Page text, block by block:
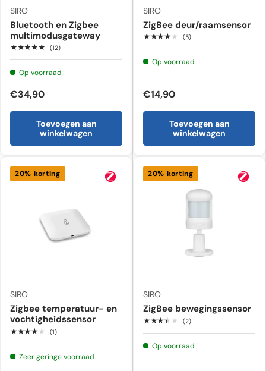
SIRO
Bluetooth en Zigbee
multimodusgateway
★★★★★ (12)
Op voorraad
€34,90
Toevoegen aan
winkelwagen
SIRO
ZigBee deur/raamsensor
★★★★★ (5)
Op voorraad
€14,90
Toevoegen aan
winkelwagen
20% korting
SIRO
Zigbee temperatuur- en
vochtigheidssensor
★★★★★ (1)
Zeer geringe voorraad
20% korting
SIRO
ZigBee bewegingssensor
★★★★★ (2)
Op voorraad